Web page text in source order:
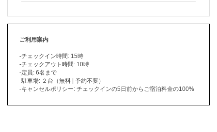
ご利用案内
-チェックイン時間: 15時
-チェックアウト時間: 10時
-定員: 6名まで
-駐車場: ２台（無料 | 予約不要）
-キャンセルポリシー: チェックインの5日前からご宿泊料金の100%